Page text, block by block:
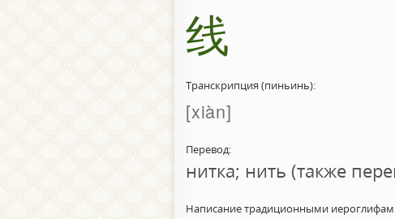
线
Транскрипция (пиньинь):
xiàn
Перевод:
нитка; нить (также
Написание традиционными